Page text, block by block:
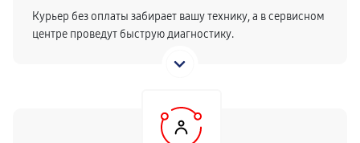
Курьер без оплаты забирает вашу технику, а в сервисном
центре проведут быструю диагностику.